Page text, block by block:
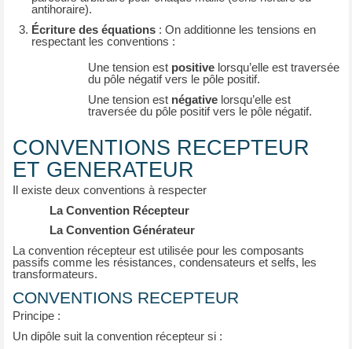
antihoraire).
Écriture des équations: On additionne les tensions en
respectant les conventions :
Une tension est positivelorsqu’elle est traversée
du pôle négatif vers le pôle positif.
Une tension est négativelorsqu’elle est
traversée du pôle positif vers le pôle négatif.
CONVENTIONS RECEPTEUR
ET GENERATEUR
Il existe deux conventions à respecter
La Convention Récepteur
La Convention Générateur
La convention récepteur est utilisée pour les composants
passifs comme les résistances, condensateurs et selfs, les
transformateurs.
CONVENTIONS RECEPTEUR
Principe :
Un dipôle suit la convention récepteur si :